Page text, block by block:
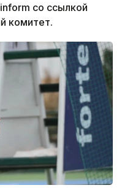
со ссылкой
комитет.